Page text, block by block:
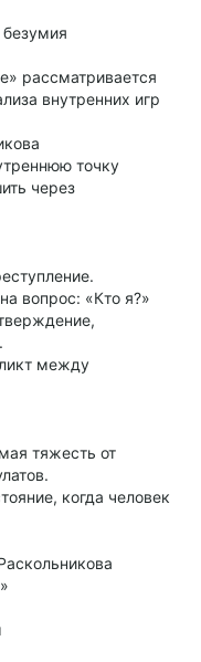
рассматривается
внутренних игр
точку
через
вопрос: «Кто я?»
между
тяжесть от
когда человек